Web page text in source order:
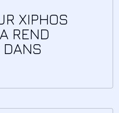
XIPHOS
REND